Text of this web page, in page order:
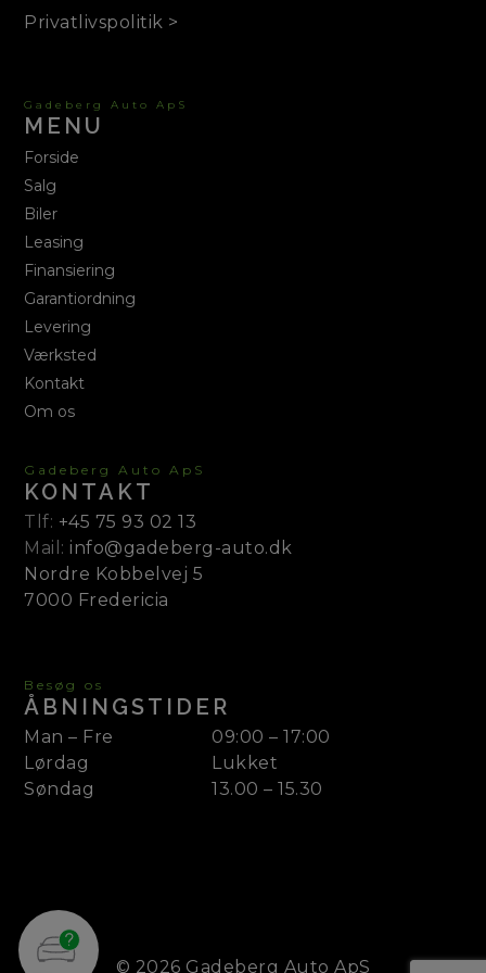
Privatlivspolitik >
Gadeberg Auto ApS
MENU
Forside
Salg
Biler
Leasing
Finansiering
Garantiordning
Levering
Værksted
Kontakt
Om os
Gadeberg Auto ApS
KONTAKT
Tlf: +45 75 93 02 13
Mail: info@gadeberg-auto.dk
Nordre Kobbelvej 5
7000 Fredericia
Besøg os
ÅBNINGSTIDER
Man – Fre
09:00 – 17:00
Lørdag
Lukket
Søndag
13.00 – 15.30
© 2026 Gadeberg Auto ApS